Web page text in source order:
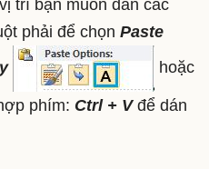
trí bạn muốn dán các
phải để chọn Paste
hoặc
phím: Ctrl + Vđể dán